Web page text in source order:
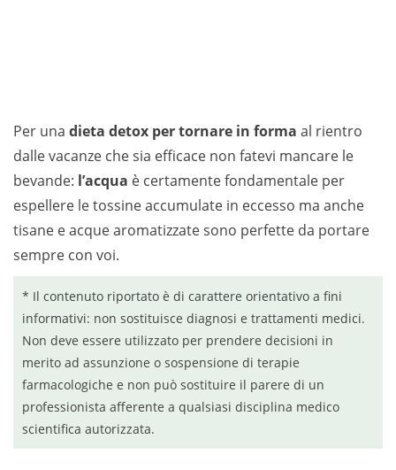
Per una dieta detox per tornare in forma al rientro
dalle vacanze che sia efficace non fatevi mancare le
bevande: l’acqua è certamente fondamentale per
espellere le tossine accumulate in eccesso ma anche
tisane e acque aromatizzate sono perfette da portare
sempre con voi.
* Il contenuto riportato è di carattere orientativo a fini
informativi: non sostituisce diagnosi e trattamenti medici.
Non deve essere utilizzato per prendere decisioni in
merito ad assunzione o sospensione di terapie
farmacologiche e non può sostituire il parere di un
professionista afferente a qualsiasi disciplina medico
scientifica autorizzata.